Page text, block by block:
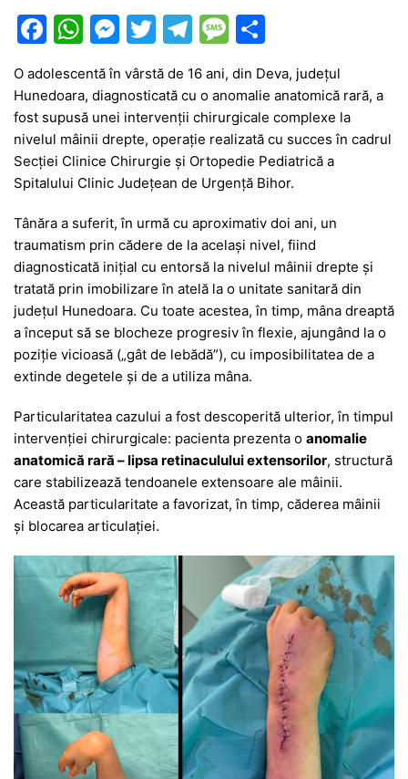
F
c
e
b
o
k
W
at
s
A
p
M
e
s
s
e
n
er
T
itt
er
T
e
gr
a
m
M
e
s
s
a
g
e
ta
je
a
z
O adolescentă în vârstă de 16 ani, din Deva, județul
Hunedoara, diagnosticată cu o anomalie anatomică rară, a
fost supusă unei intervenții chirurgicale complexe la
nivelul mâinii drepte, operație realizată cu succes în cadrul
Secției Clinice Chirurgie și Ortopedie Pediatrică a
Spitalului Clinic Județean de Urgență Bihor.
Tânăra a suferit, în urmă cu aproximativ doi ani, un
traumatism prin cădere de la același nivel, fiind
diagnosticată inițial cu entorsă la nivelul mâinii drepte și
tratată prin imobilizare în atelă la o unitate sanitară din
județul Hunedoara. Cu toate acestea, în timp, mâna dreaptă
a început să se blocheze progresiv în flexie, ajungând la o
poziție vicioasă („gât de lebădă”), cu imposibilitatea de a
extinde degetele și de a utiliza mâna.
Particularitatea cazului a fost descoperită ulterior, în timpul
intervenției chirurgicale: pacienta prezenta o anomalie
anatomică rară – lipsa retinaculului extensorilor, structură
care stabilizează tendoanele extensoare ale mâinii.
Această particularitate a favorizat, în timp, căderea mâinii
și blocarea articulației.